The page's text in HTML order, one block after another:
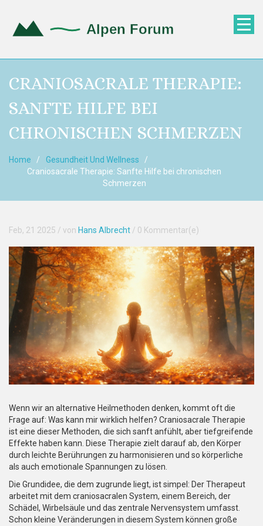
CRANIOSACRALE THERAPIE:
SANFTE HILFE BEI
CHRONISCHEN SCHMERZEN
Home
Gesundheit Und Wellness
Craniosacrale Therapie: Sanfte Hilfe bei chronischen
Schmerzen
Feb, 21 2025 / von Hans Albrecht / 0 Kommentar(e)
Wenn wir an alternative Heilmethoden denken, kommt oft die
Frage auf: Was kann mir wirklich helfen? Craniosacrale Therapie
ist eine dieser Methoden, die sich sanft anfühlt, aber tiefgreifende
Effekte haben kann. Diese Therapie zielt darauf ab, den Körper
durch leichte Berührungen zu harmonisieren und so körperliche
als auch emotionale Spannungen zu lösen.
Die Grundidee, die dem zugrunde liegt, ist simpel: Der Therapeut
arbeitet mit dem craniosacralen System, einem Bereich, der
Schädel, Wirbelsäule und das zentrale Nervensystem umfasst.
Schon kleine Veränderungen in diesem System können große